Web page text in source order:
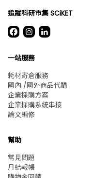
Junkosha Inc. 雙層濺鍍
管 SP4 6 x 4 x 1Tmm 100
公尺 淺米色 及其他
HAKKO Tetron (R) Blade
Hose 4 x 9 長度 1公尺 及